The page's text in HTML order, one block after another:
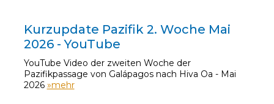
Kurzupdate Pazifik 2. Woche Mai
2026 - YouTube
YouTube Video der zweiten Woche der
Pazifikpassage von Galápagos nach Hiva Oa - Mai
2026 »mehr